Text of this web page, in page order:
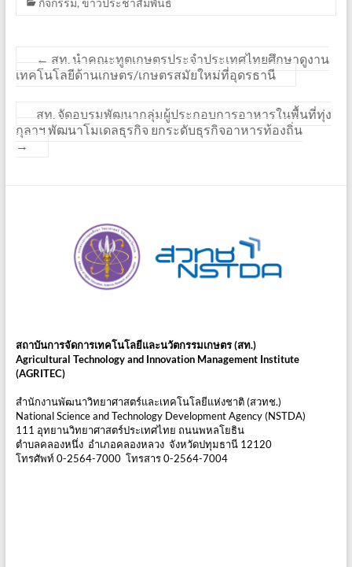
กิจกรรม,ข่าวประชาสัมพันธ์
← สท. นำคณะทูตเกษตรประจำประเทศไทยศึกษาดูงาน
เทคโนโลยีด้านเกษตร/เกษตรสมัยใหม่ที่อุดรธานี
สท. จัดอบรมพัฒนากลุ่มผู้ประกอบการอาหารในพื้นที่ทุ่ง
กุลาฯ พัฒนาโมเดลธุรกิจ ยกระดับธุรกิจอาหารท้องถิ่น
→
สถาบันการจัดการเทคโนโลยีและนวัตกรรมเกษตร (สท.)
Agricultural Technology and Innovation Management Institute
(AGRITEC)
สำนักงานพัฒนาวิทยาศาสตร์และเทคโนโลยีแห่งชาติ (สวทช.)
National Science and Technology Development Agency (NSTDA)
111 อุทยานวิทยาศาสตร์ประเทศไทย ถนนพหลโยธิน
ตำบลคลองหนึ่ง อำเภอคลองหลวง จังหวัดปทุมธานี 12120
โทรศัพท์ 0-2564-7000 โทรสาร 0-2564-7004